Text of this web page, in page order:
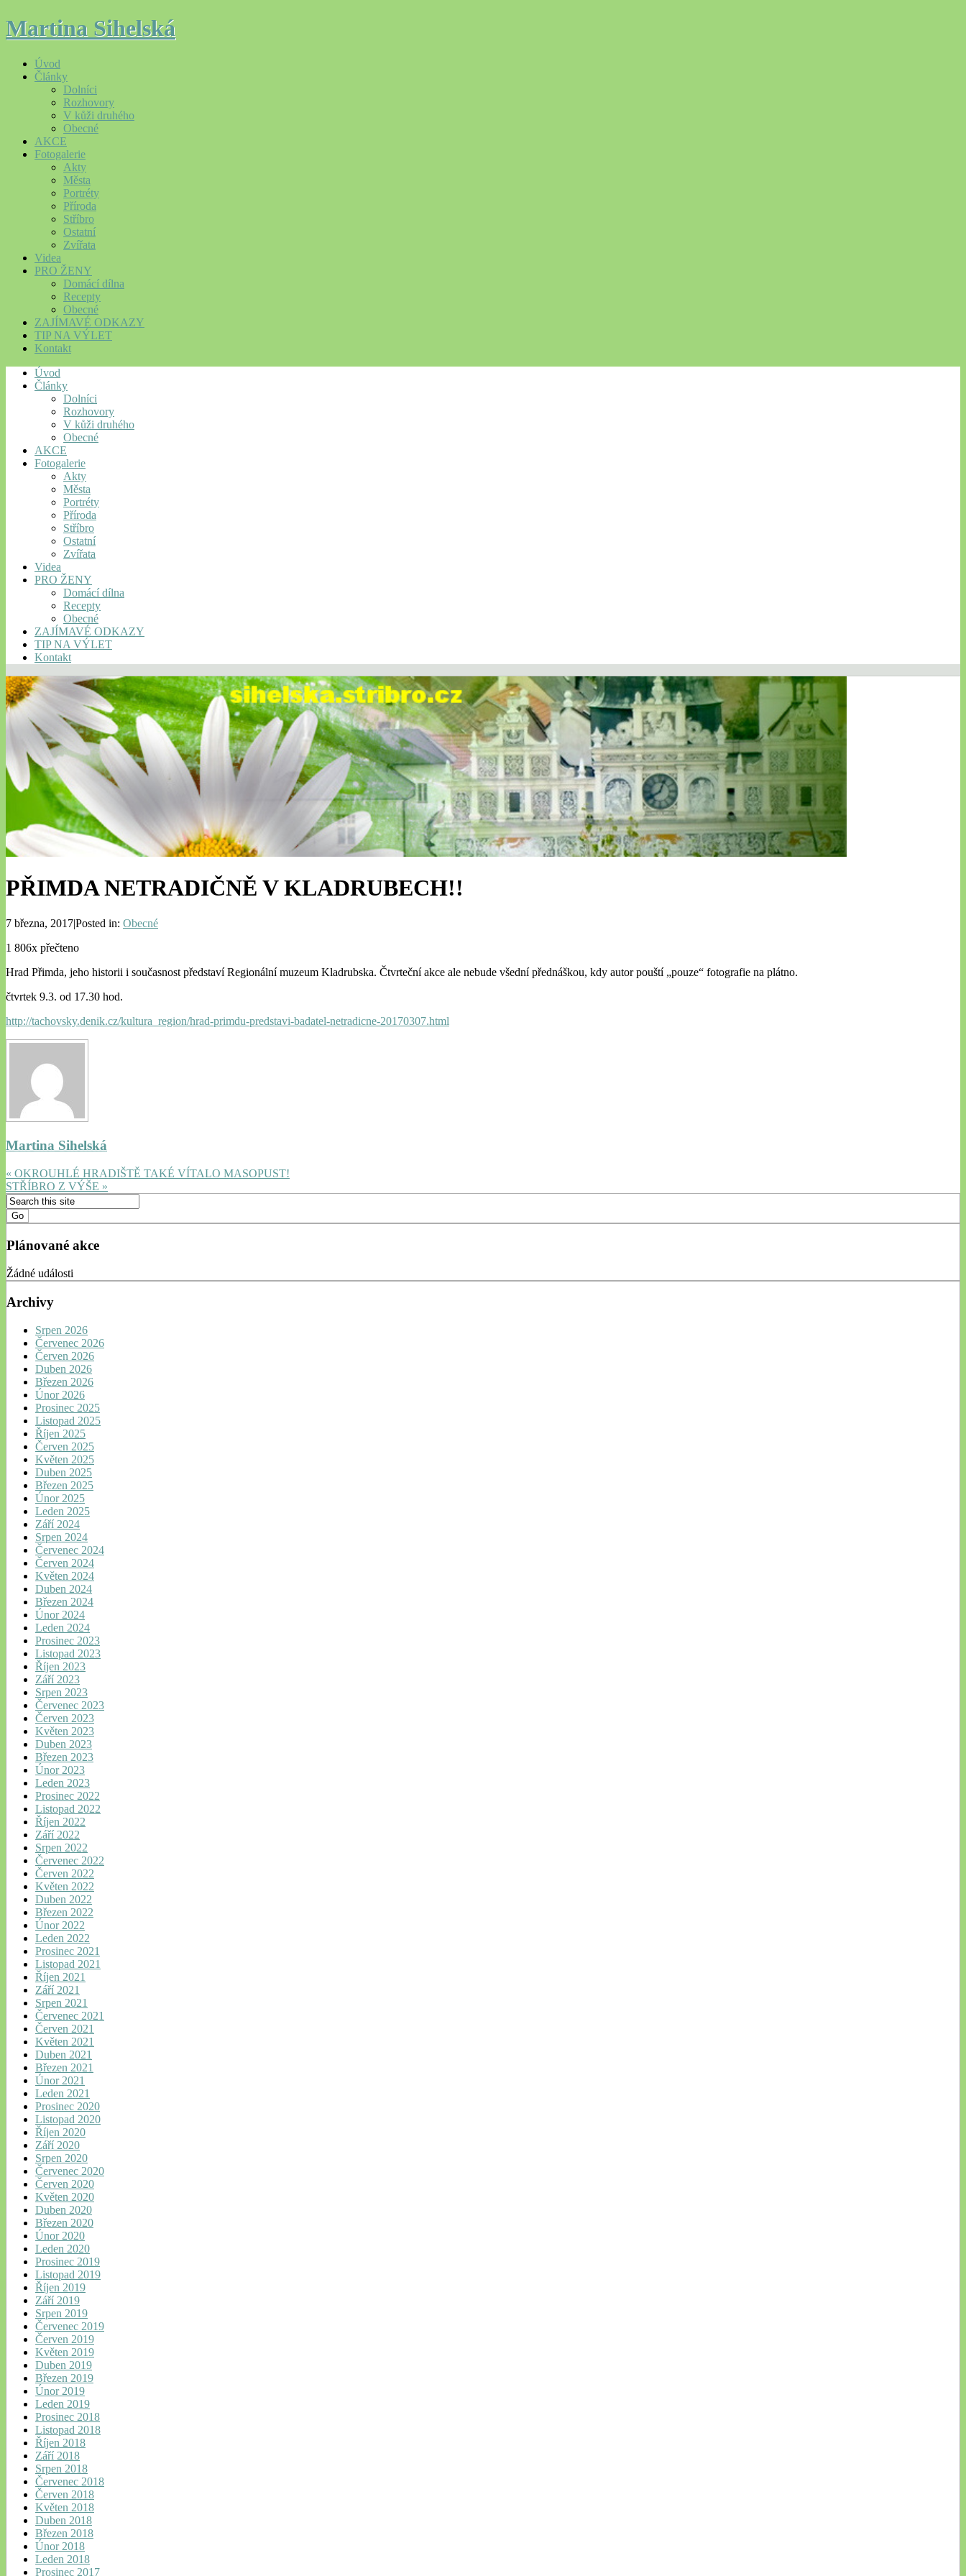
Martina Sihelská
Úvod
Články
Dolníci
Rozhovory
V kůži druhého
Obecné
AKCE
Fotogalerie
Akty
Města
Portréty
Příroda
Stříbro
Ostatní
Zvířata
Videa
PRO ŽENY
Domácí dílna
Recepty
Obecné
ZAJÍMAVÉ ODKAZY
TIP NA VÝLET
Kontakt
Úvod
Články
Dolníci
Rozhovory
V kůži druhého
Obecné
AKCE
Fotogalerie
Akty
Města
Portréty
Příroda
Stříbro
Ostatní
Zvířata
Videa
PRO ŽENY
Domácí dílna
Recepty
Obecné
ZAJÍMAVÉ ODKAZY
TIP NA VÝLET
Kontakt
PŘIMDA NETRADIČNĚ V KLADRUBECH!!
7 března, 2017|Posted in: Obecné
1 806x přečteno
Hrad Přimda, jeho historii i současnost představí Regionální muzeum Kladrubska. Čtvrteční akce ale nebude všední přednáškou, kdy autor pouští „pouze“ fotografie na plátno.
čtvrtek 9.3. od 17.30 hod.
http://tachovsky.denik.cz/kultura_region/hrad-primdu-predstavi-badatel-netradicne-20170307.html
Martina Sihelská
« OKROUHLÉ HRADIŠTĚ TAKÉ VÍTALO MASOPUST!
STŘÍBRO Z VÝŠE »
Plánované akce
Žádné události
Archivy
Srpen 2026
Červenec 2026
Červen 2026
Duben 2026
Březen 2026
Únor 2026
Prosinec 2025
Listopad 2025
Říjen 2025
Červen 2025
Květen 2025
Duben 2025
Březen 2025
Únor 2025
Leden 2025
Září 2024
Srpen 2024
Červenec 2024
Červen 2024
Květen 2024
Duben 2024
Březen 2024
Únor 2024
Leden 2024
Prosinec 2023
Listopad 2023
Říjen 2023
Září 2023
Srpen 2023
Červenec 2023
Červen 2023
Květen 2023
Duben 2023
Březen 2023
Únor 2023
Leden 2023
Prosinec 2022
Listopad 2022
Říjen 2022
Září 2022
Srpen 2022
Červenec 2022
Červen 2022
Květen 2022
Duben 2022
Březen 2022
Únor 2022
Leden 2022
Prosinec 2021
Listopad 2021
Říjen 2021
Září 2021
Srpen 2021
Červenec 2021
Červen 2021
Květen 2021
Duben 2021
Březen 2021
Únor 2021
Leden 2021
Prosinec 2020
Listopad 2020
Říjen 2020
Září 2020
Srpen 2020
Červenec 2020
Červen 2020
Květen 2020
Duben 2020
Březen 2020
Únor 2020
Leden 2020
Prosinec 2019
Listopad 2019
Říjen 2019
Září 2019
Srpen 2019
Červenec 2019
Červen 2019
Květen 2019
Duben 2019
Březen 2019
Únor 2019
Leden 2019
Prosinec 2018
Listopad 2018
Říjen 2018
Září 2018
Srpen 2018
Červenec 2018
Červen 2018
Květen 2018
Duben 2018
Březen 2018
Únor 2018
Leden 2018
Prosinec 2017